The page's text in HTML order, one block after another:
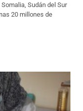
Sudán del Sur
20 millones de